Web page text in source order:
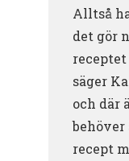
Alltså
det gör
säger
och där
behöver
recept